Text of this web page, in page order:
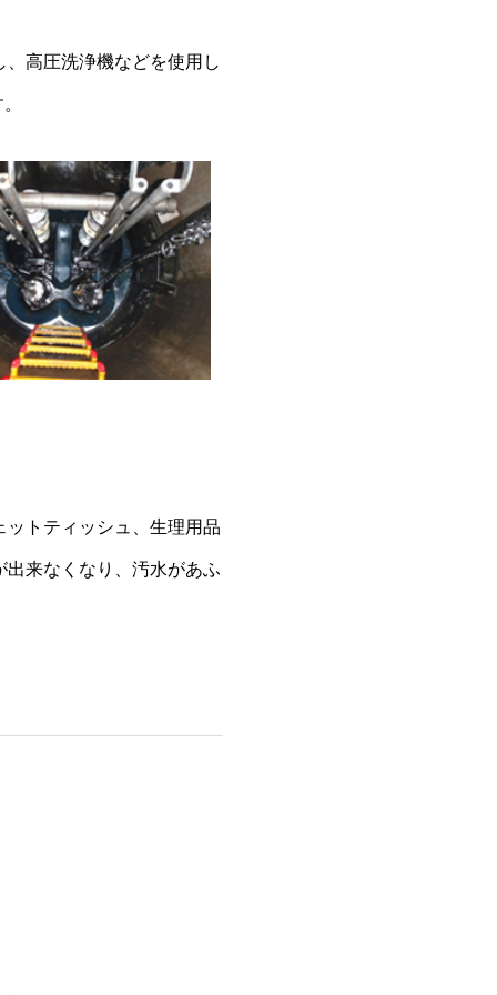
高圧洗浄機などを使用し
トティッシュ、生理用品
来なくなり、汚水があふ